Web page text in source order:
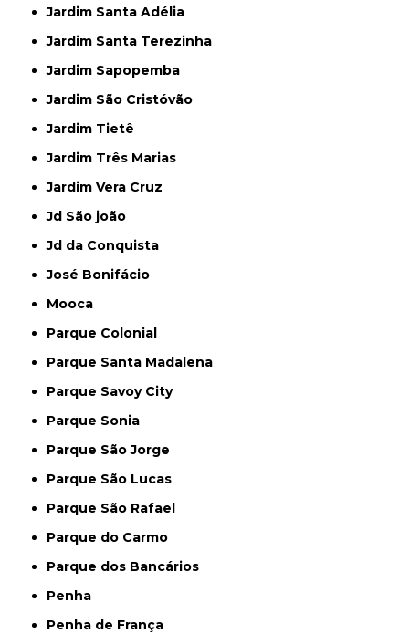
Jardim Santa Adélia
Jardim Santa Terezinha
Jardim Sapopemba
Jardim São Cristóvão
Jardim Tietê
Jardim Três Marias
Jardim Vera Cruz
Jd São joão
Jd da Conquista
José Bonifácio
Mooca
Parque Colonial
Parque Santa Madalena
Parque Savoy City
Parque Sonia
Parque São Jorge
Parque São Lucas
Parque São Rafael
Parque do Carmo
Parque dos Bancários
Penha
Penha de França